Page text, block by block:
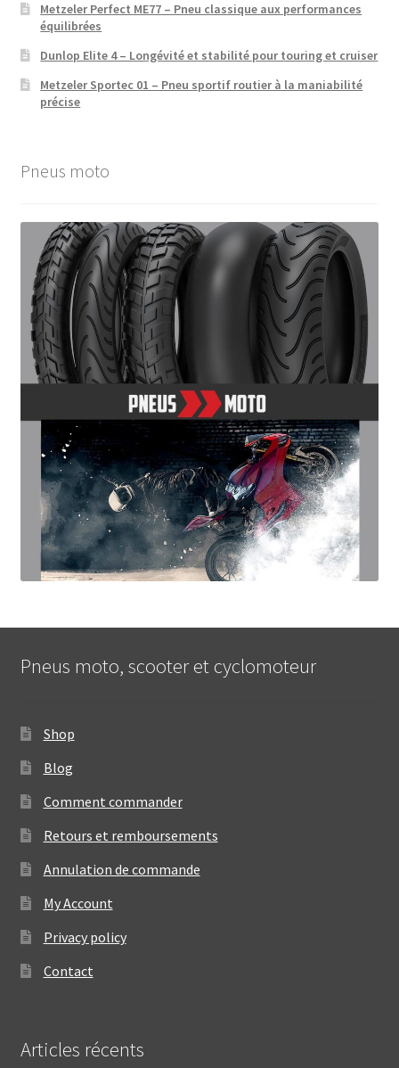
Metzeler Perfect ME77 – Pneu classique aux performances
équilibrées
Dunlop Elite 4 – Longévité et stabilité pour touring et cruiser
Metzeler Sportec 01 – Pneu sportif routier à la maniabilité
précise
Pneus moto
Pneus moto, scooter et cyclomoteur
Shop
Blog
Comment commander
Retours et remboursements
Annulation de commande
My Account
Privacy policy
Contact
Articles récents